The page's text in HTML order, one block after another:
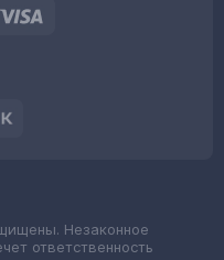
Незаконное
ответственность